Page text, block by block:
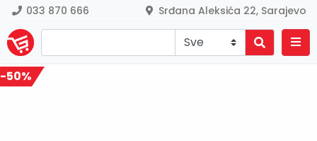
033 870 666 Srđana Aleksića 22, Sarajevo
-50%